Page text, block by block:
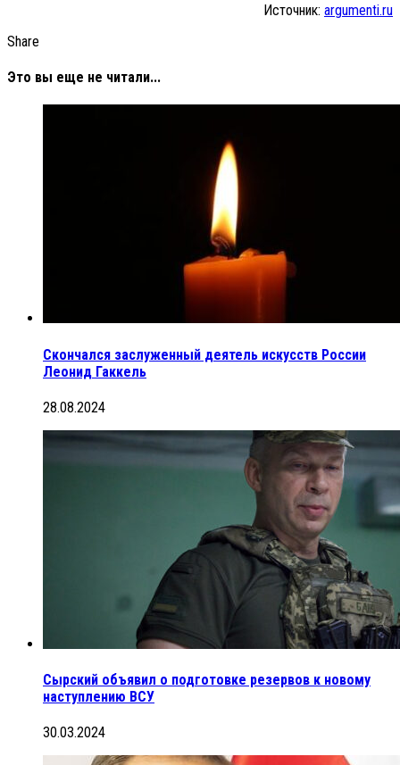
Источник: argumenti.ru
Share
Это вы еще не читали...
Скончался заслуженный деятель искусств России
Леонид Гаккель
28.08.2024
Сырский объявил о подготовке резервов к новому
наступлению ВСУ
30.03.2024